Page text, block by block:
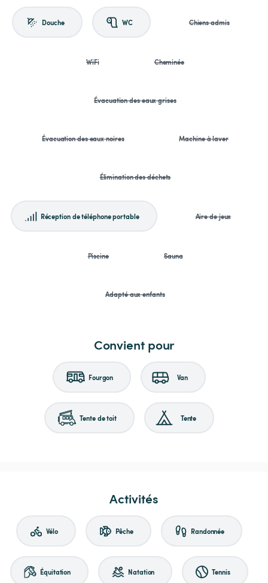
Douche WC Chiens admis
WiFi Cheminée
Évacuation des eaux grises
Évacuation des eaux noires Machine à laver
Élimination des déchets
Réception de téléphone portable Aire de jeux
Piscine Sauna
Adapté aux enfants
Convient pour
Fourgon Van
Tente de toit Tente
Activités
Vélo Pêche Randonnée
Équitation Natation Tennis